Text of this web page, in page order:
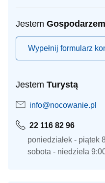
Jestem Gospodarzem
Wypełnij formularz
Jestem Turystą
info@nocowanie.pl
22 116 82 96
poniedziałek - piątek
sobota - niedziela